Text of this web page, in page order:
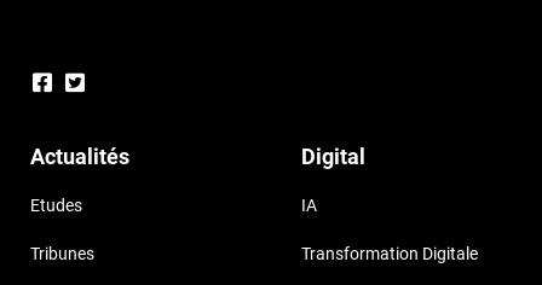
Actualités
Etudes
Tribunes
Digital
IA
Transformation Digitale